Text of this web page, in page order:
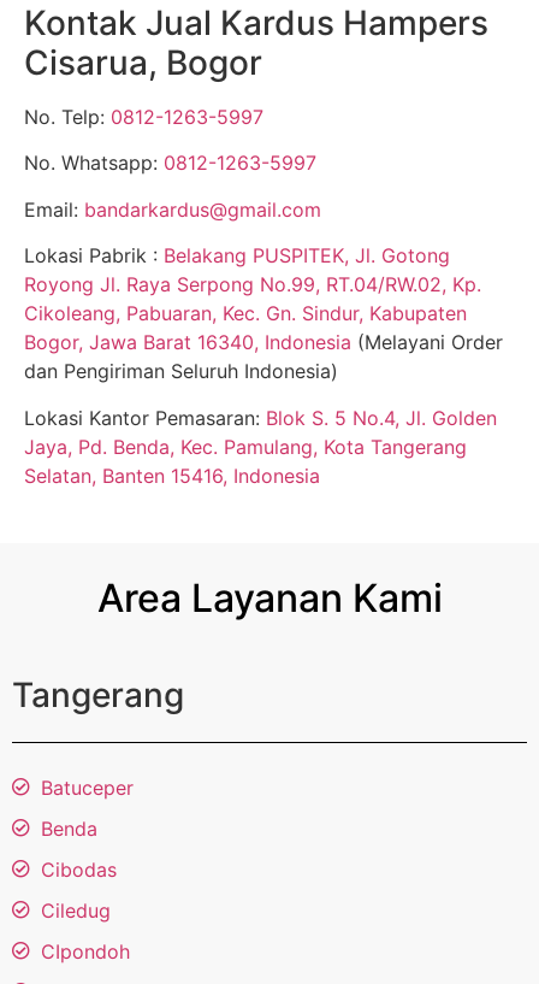
Kontak Jual Kardus Hampers
Cisarua, Bogor
No. Telp: 0812-1263-5997
No. Whatsapp: 0812-1263-5997
Email: bandarkardus@gmail.com
Lokasi Pabrik : Belakang PUSPITEK, Jl. Gotong
Royong Jl. Raya Serpong No.99, RT.04/RW.02, Kp.
Cikoleang, Pabuaran, Kec. Gn. Sindur, Kabupaten
Bogor, Jawa Barat 16340, Indonesia (Melayani Order
dan Pengiriman Seluruh Indonesia)
Lokasi Kantor Pemasaran: Blok S. 5 No.4, Jl. Golden
Jaya, Pd. Benda, Kec. Pamulang, Kota Tangerang
Selatan, Banten 15416, Indonesia
Area Layanan Kami
Tangerang
Batuceper
Benda
Cibodas
Ciledug
CIpondoh